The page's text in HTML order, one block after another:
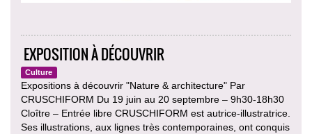
EXPOSITION À DÉCOUVRIR
Culture
Expositions à découvrir "Nature & architecture" Par
CRUSCHIFORM Du 19 juin au 20 septembre – 9h30-18h30
Cloître – Entrée libre CRUSCHIFORM est autrice-illustratrice.
Ses illustrations, aux lignes très contemporaines, ont conquis